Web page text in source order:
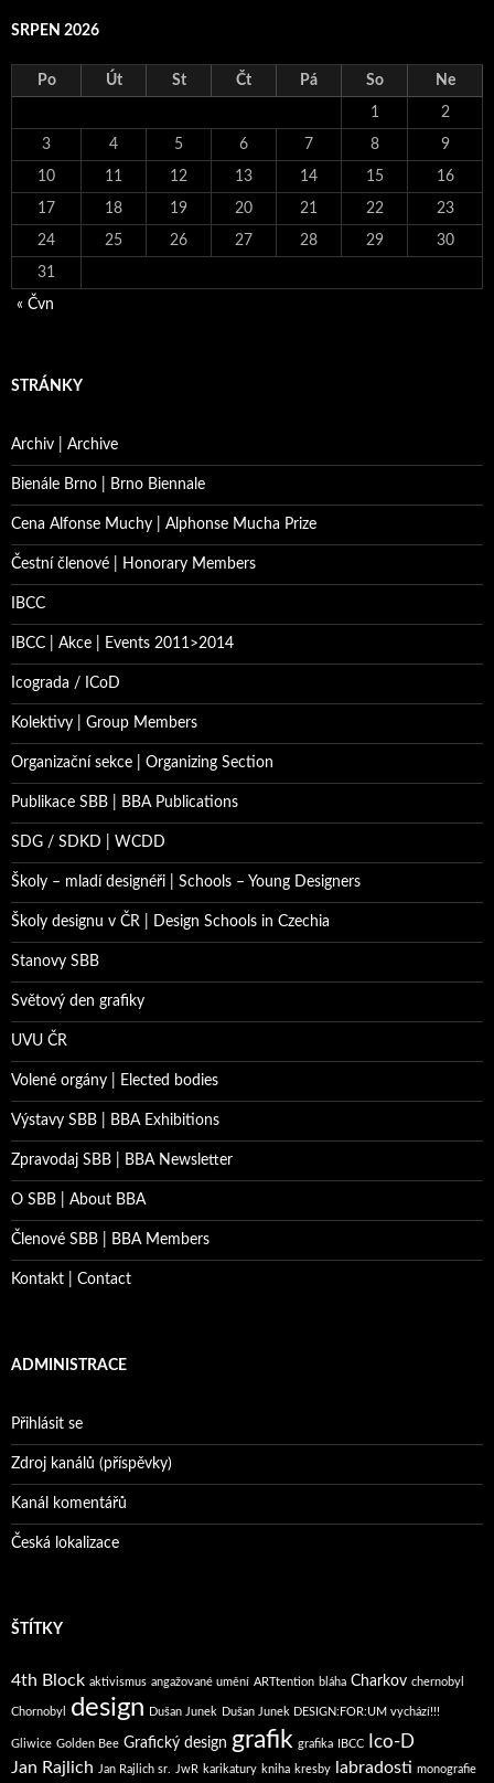
SRPEN 2026
Po Út St Čt Pá So Ne
1 2
3 4 5 6 7 8 9
10 11 12 13 14 15 16
17 18 19 20 21 22 23
24 25 26 27 28 29 30
31
« Čvn
STRÁNKY
Archiv | Archive
Bienále Brno | Brno Biennale
Cena Alfonse Muchy | Alphonse Mucha Prize
Čestní členové | Honorary Members
IBCC
IBCC | Akce | Events 2011>2014
Icograda / ICoD
Kolektivy | Group Members
Organizační sekce | Organizing Section
Publikace SBB | BBA Publications
SDG / SDKD | WCDD
Školy – mladí designéři | Schools – Young Designers
Školy designu v ČR | Design Schools in Czechia
Stanovy SBB
Světový den grafiky
UVU ČR
Volené orgány | Elected bodies
Výstavy SBB | BBA Exhibitions
Zpravodaj SBB | BBA Newsletter
O SBB | About BBA
Členové SBB | BBA Members
Kontakt | Contact
ADMINISTRACE
Přihlásit se
Zdroj kanálů (příspěvky)
Kanál komentářů
Česká lokalizace
ŠTÍTKY
4th Block aktivismus angažované umění ARTtention bláha Charkov chernobyl
Chornobyl design Dušan Junek Dušan Junek DESIGN:FOR:UM vychází!!!
Gliwice Golden Bee Grafický design grafik grafika IBCC Ico-D
Jan Rajlich Jan Rajlich sr. JwR karikatury kniha kresby labradosti monografie